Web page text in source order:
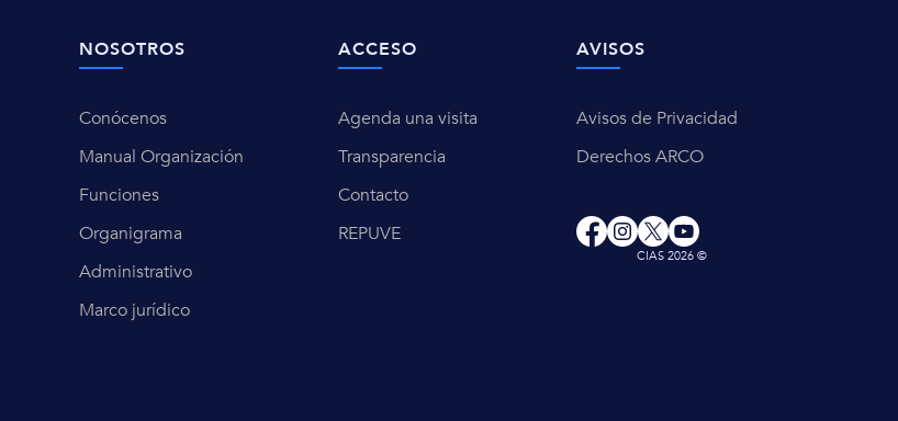
NOSOTROS
Conócenos
Manual Organización
Funciones
Organigrama
Administrativo
Marco jurídico
ACCESO
Agenda una visita
Transparencia
Contacto
REPUVE
AVISOS
Avisos de Privacidad
Derechos ARCO
CIAS 2026 ©